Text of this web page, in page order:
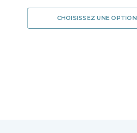
CHOISISSEZ UNE OPTION